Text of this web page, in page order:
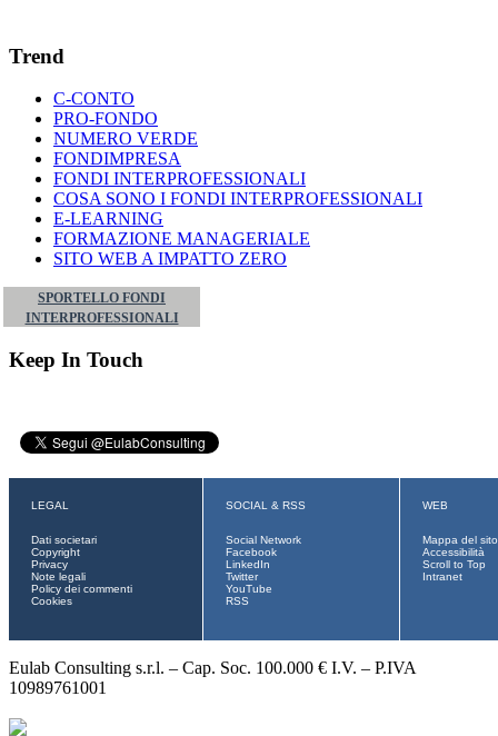
Trend
C-CONTO
PRO-FONDO
NUMERO VERDE
FONDIMPRESA
FONDI INTERPROFESSIONALI
COSA SONO I FONDI INTERPROFESSIONALI
E-LEARNING
FORMAZIONE MANAGERIALE
SITO WEB A IMPATTO ZERO
SPORTELLO FONDI
INTERPROFESSIONALI
Keep In Touch
LEGAL SOCIAL & RSS WEB
Dati societari Social Network
Mappa del sito
Copyright
Facebook
Accessibilità
Privacy
LinkedIn
Scroll to Top
Note legali
Twitter
Intranet
Policy dei commenti
YouTube
Cookies
RSS
Eulab Consulting s.r.l. – Cap. Soc. 100.000 € I.V. – P.IVA
10989761001